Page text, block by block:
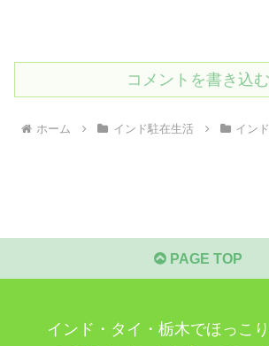
コメントを書き込む
ホーム インド駐在生活 イン
PAGE TOP
インド・タイ・栃木でほっこ